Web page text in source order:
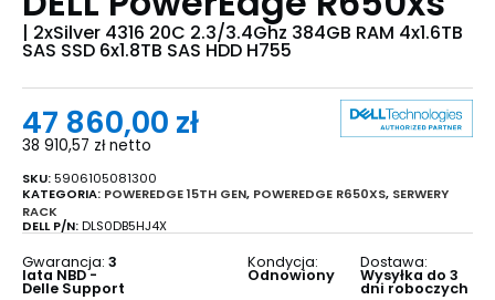
| 2xSilver 4316 20C 2.3/3.4Ghz 384GB RAM 4x1.6TB
SAS SSD 6x1.8TB SAS HDD H755
47 860,00 zł
38 910,57 złnetto
SKU:5906105081300
KATEGORIA: POWEREDGE 15TH GEN, POWEREDGE R650XS, SERWERY
RACK
DELL P/N:DLS0DB5HJ4X
Gwarancja: 3
lata NBD -
Delle Support
Kondycja:
Odnowiony
Dostawa:
Wysyłka do 3
dni roboczych